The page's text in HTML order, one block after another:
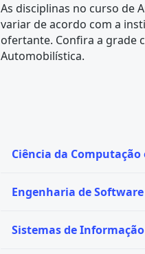
As disciplinas no curso de
variar de acordo com a
ofertante. Confira a grade
Automobilística.
Ciência da Computação
Engenharia de Software
Sistemas de Informação